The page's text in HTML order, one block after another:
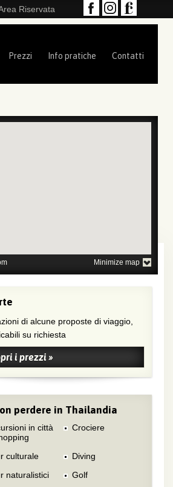
Riservata
Prezzi Info pratiche Contatti
Minimize map
di alcune proposte di viaggio,
su richiesta
i prezzi »
perdere in Thailandia
in città
Crociere
culturale
Diving
naturalistici
Golf